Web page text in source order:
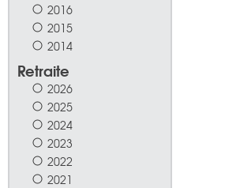
2016
2015
2014
Retraite
2026
2025
2024
2023
2022
2021